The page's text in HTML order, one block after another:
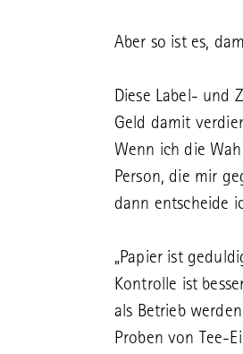
Aber so ist es,
Diese Label- und
Geld damit
Wenn ich die
Person, die mir
dann entscheide
„Papier ist
Kontrolle ist
als Betrieb
Proben von Tee-